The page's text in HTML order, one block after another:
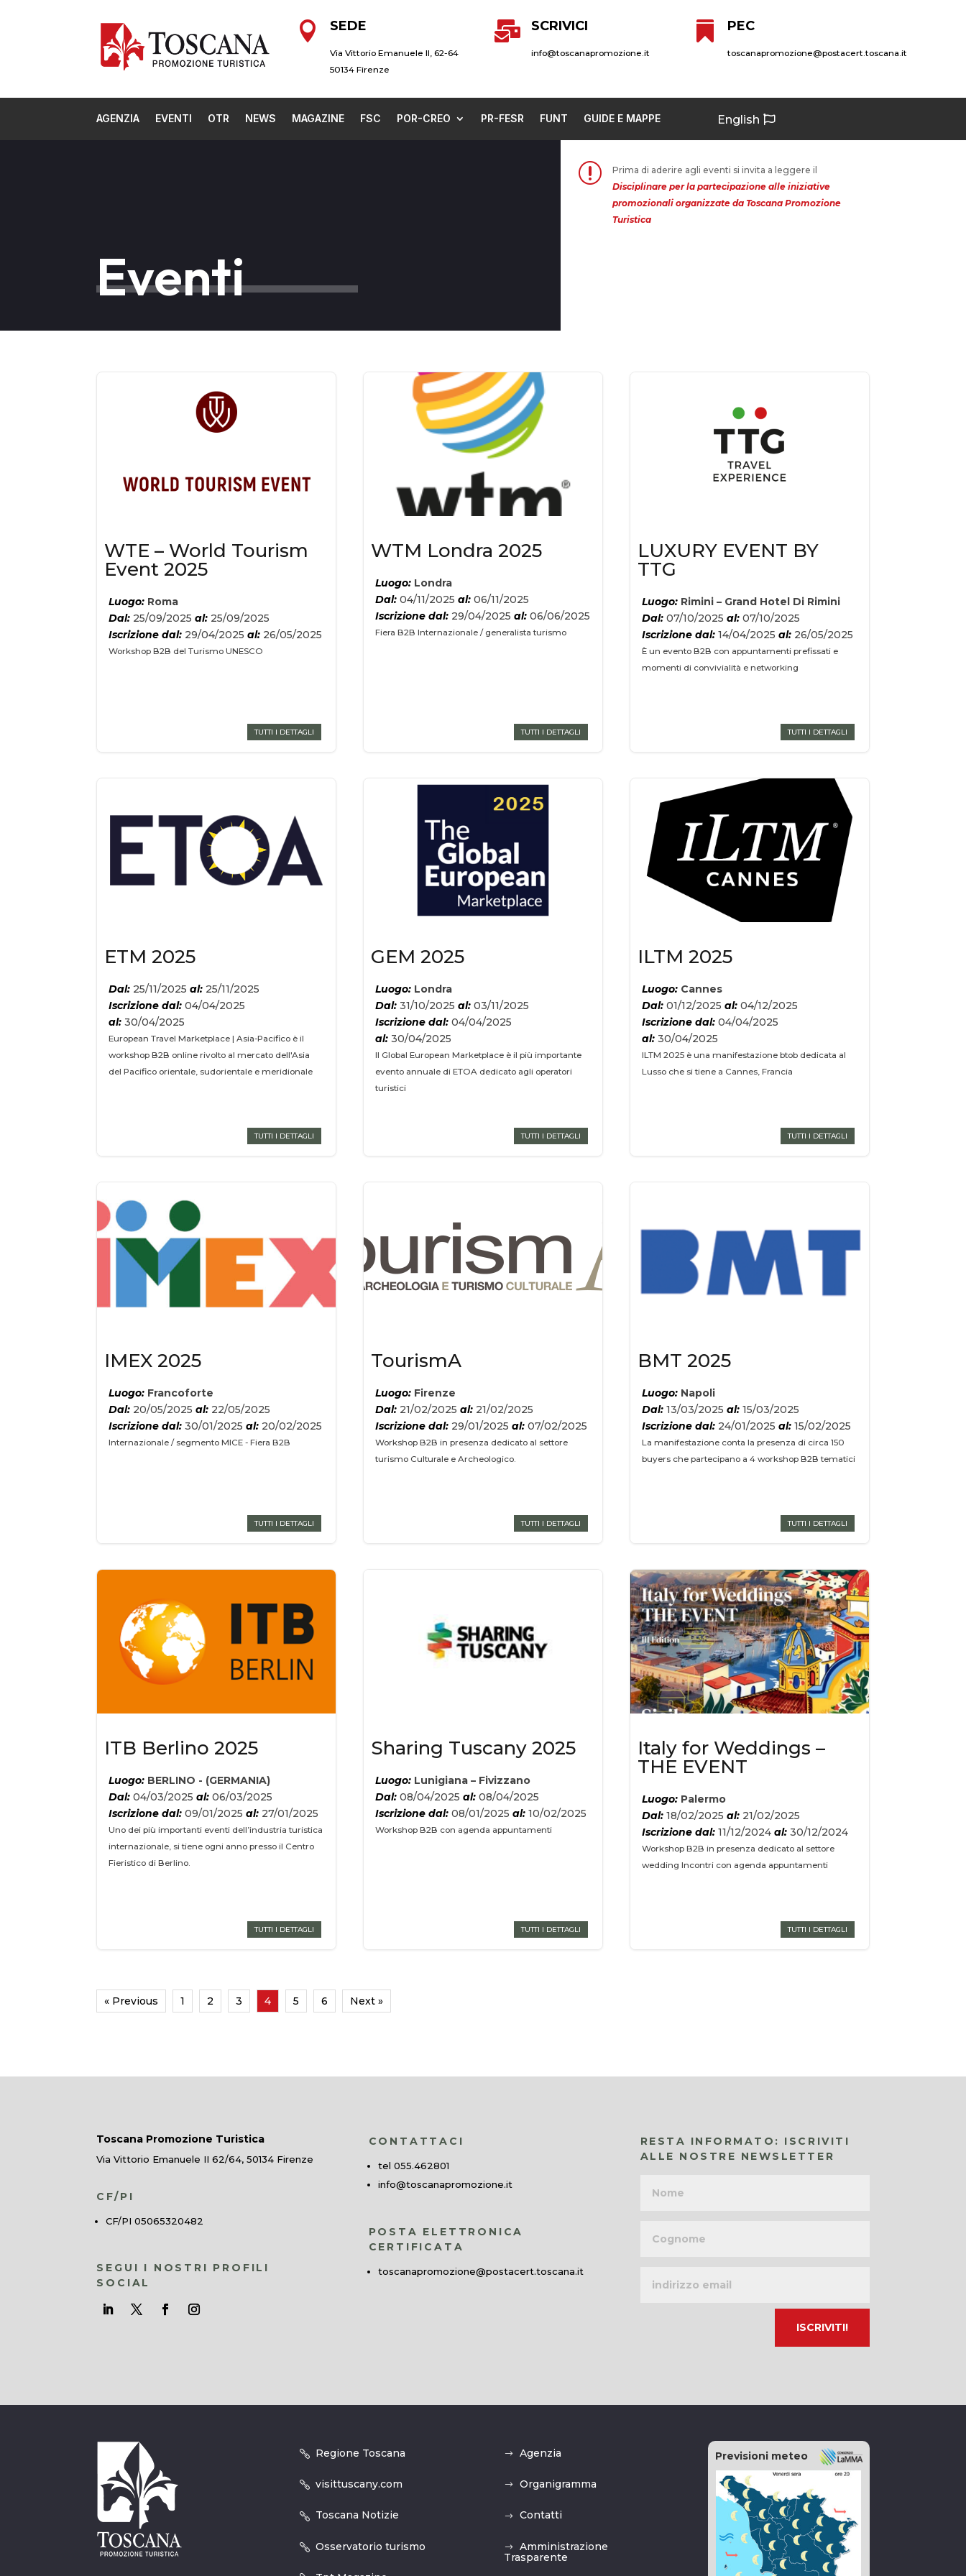
 SEDE
Via Vittorio Emanuele II, 62-64
50134 Firenze
 SCRIVICI
info@toscanapromozione.it
 PEC
toscanapromozione@postacert.toscana.it
AGENZIA EVENTI OTR NEWS MAGAZINE FSC POR-CREO PR-FESR FUNT GUIDE E MAPPE English
Eventi
r
Prima di aderire agli eventi si invita a leggere il
Disciplinare per la partecipazione alle iniziative
promozionali organizzate da Toscana Promozione
Turistica
WTE – World Tourism
Event 2025
Luogo: Roma
Dal: 25/09/2025 al: 25/09/2025
Iscrizione dal: 29/04/2025 al: 26/05/2025
Workshop B2B del Turismo UNESCO
TUTTI I DETTAGLI
WTM Londra 2025
Luogo: Londra
Dal:04/11/2025 al:06/11/2025
Iscrizione dal: 29/04/2025 al:06/06/2025
Fiera B2B Internazionale / generalista turismo
TUTTI I DETTAGLI
LUXURY EVENT BY
TTG
Luogo: Rimini – Grand Hotel Di Rimini
Dal:07/10/2025 al:07/10/2025
Iscrizione dal:14/04/2025 al: 26/05/2025
È un evento B2B con appuntamenti prefissati e
momenti di convivialità e networking
TUTTI I DETTAGLI
ETM 2025
Dal: 25/11/2025 al: 25/11/2025
Iscrizione dal:04/04/2025
al:30/04/2025
European Travel Marketplace | Asia-Pacifico è il
workshop B2B online rivolto al mercato dell'Asia
del Pacifico orientale, sudorientale e meridionale
TUTTI I DETTAGLI
GEM 2025
Luogo: Londra
Dal:31/10/2025 al:03/11/2025
Iscrizione dal:04/04/2025
al:30/04/2025
Il Global European Marketplace è il più importante
evento annuale di ETOA dedicato agli operatori
turistici
TUTTI I DETTAGLI
ILTM 2025
Luogo: Cannes
Dal:01/12/2025 al:04/12/2025
Iscrizione dal:04/04/2025
al:30/04/2025
ILTM 2025 è una manifestazione btob dedicata al
Lusso che si tiene a Cannes, Francia
TUTTI I DETTAGLI
IMEX 2025
Luogo: Francoforte
Dal: 20/05/2025 al: 22/05/2025
Iscrizione dal:30/01/2025 al: 20/02/2025
Internazionale / segmento MICE - Fiera B2B
TUTTI I DETTAGLI
TourismA
Luogo: Firenze
Dal: 21/02/2025 al: 21/02/2025
Iscrizione dal: 29/01/2025 al:07/02/2025
Workshop B2B in presenza dedicato al settore
turismo Culturale e Archeologico.
TUTTI I DETTAGLI
BMT 2025
Luogo: Napoli
Dal:13/03/2025 al:15/03/2025
Iscrizione dal: 24/01/2025 al:15/02/2025
La manifestazione conta la presenza di circa 150
buyers che partecipano a 4 workshop B2B tematici
TUTTI I DETTAGLI
ITB Berlino 2025
Luogo: BERLINO - (GERMANIA)
Dal:04/03/2025 al:06/03/2025
Iscrizione dal:09/01/2025 al: 27/01/2025
Uno dei più importanti eventi dell’industria turistica
internazionale, si tiene ogni anno presso il Centro
Fieristico di Berlino.
TUTTI I DETTAGLI
Sharing Tuscany 2025
Luogo: Lunigiana – Fivizzano
Dal:08/04/2025 al:08/04/2025
Iscrizione dal:08/01/2025 al:10/02/2025
Workshop B2B con agenda appuntamenti
TUTTI I DETTAGLI
Italy for Weddings –
THE EVENT
Luogo: Palermo
Dal:18/02/2025 al: 21/02/2025
Iscrizione dal:11/12/2024 al:30/12/2024
Workshop B2B in presenza dedicato al settore
wedding Incontri con agenda appuntamenti
TUTTI I DETTAGLI
« Previous 1 2 3 4 5 6 Next »
Toscana Promozione Turistica
Via Vittorio Emanuele II 62/64, 50134 Firenze
CF/PI
CF/PI 05065320482
SEGUI I NOSTRI PROFILI
SOCIAL
CONTATTACI
tel 055.462801
info@toscanapromozione.it
POSTA ELETTRONICA
CERTIFICATA
toscanapromozione@postacert.toscana.it
RESTA INFORMATO: ISCRIVITI
ALLE NOSTRE NEWSLETTER
email
Regione Toscana
visittuscany.com
Toscana Notizie
Osservatorio turismo
Agenzia
Organigramma
Contatti
Amministrazione
Trasparente
Previsioni meteo